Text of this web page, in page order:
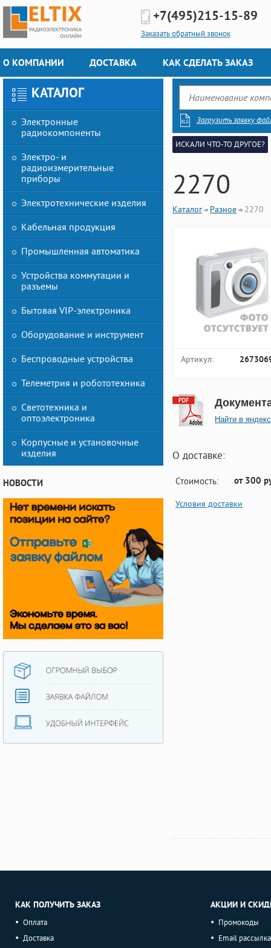
+7(495)215-15-89
Заказать обратный звонок
О КОМПАНИИ ДОСТАВКА КАК СДЕЛАТЬ ЗАКАЗ
КАТАЛОГ
Электронные
радиокомпоненты
Электро- и
радиоизмерительные
приборы
Электротехнические изделия
Кабельная продукция
Промышленная автоматика
Устройства коммутации и
разъемы
Бытовая VIP-электроника
Оборудование и инструмент
Беспроводные устройства
Телеметрия и робототехника
Светотехника и
оптоэлектроника
Корпусные и установочные
изделия
НОВОСТИ
Загрузить заявку
ИСКАЛИ ЧТО-ТО ДРУГОЕ?
2270
Каталог Разное 2270
Артикул:
Найти в яндекс
О доставке:
Стоимость: от 300
Условия доставки
КАК ПОЛУЧИТЬ ЗАКАЗ
Оплата
Доставка
АКЦИИ И
Промокоды
Email рассылка